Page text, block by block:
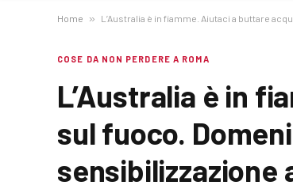
Home » L’Australia è in fiamme. Aiutaci a buttare
COSE DA NON PERDERE A ROMA
L’Australia è in
sul fuoco.
sensibilizzazione